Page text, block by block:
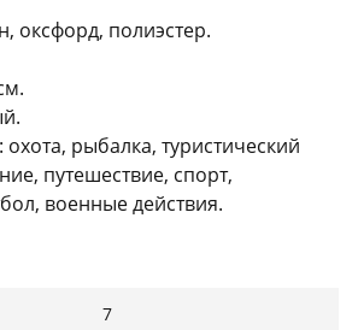
оксфорд, полиэстер.
рыбалка, туристический
путешествие, спорт,
военные действия.
7